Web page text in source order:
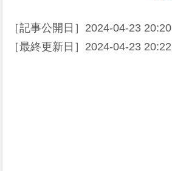
［記事公開日］ 2024-04-23 20:20
［最終更新日］ 2024-04-23 20:22